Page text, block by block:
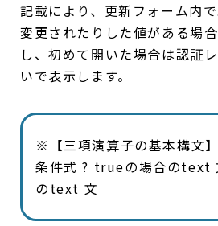
記載により、更新フォーム内
変更されたりした値がある場
し、初めて開いた場合は認証
いで表示します。
※【三項演算子の基本構文】
条件式 ? trueの場合のtext
のtext 文